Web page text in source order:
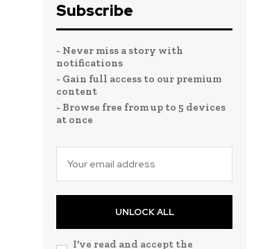
Subscribe
- Never miss a story with
notifications
- Gain full access to our premium
content
- Browse free from up to 5 devices
at once
UNLOCK ALL
I've read and accept the